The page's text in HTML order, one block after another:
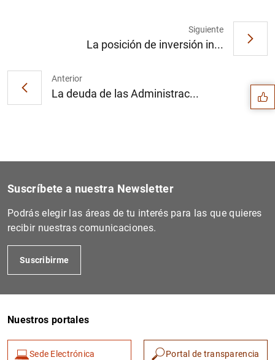
Anterior
La deuda de las Administrac...
Siguiente
La posición de inversión in... Sugerencias
Suscríbete a nuestra Newsletter
Podrás elegir las áreas de tu interés para las que quieres
recibir nuestras comunicaciones.
Suscribirme
Nuestros portales
Sede Electrónica Portal de transparencia